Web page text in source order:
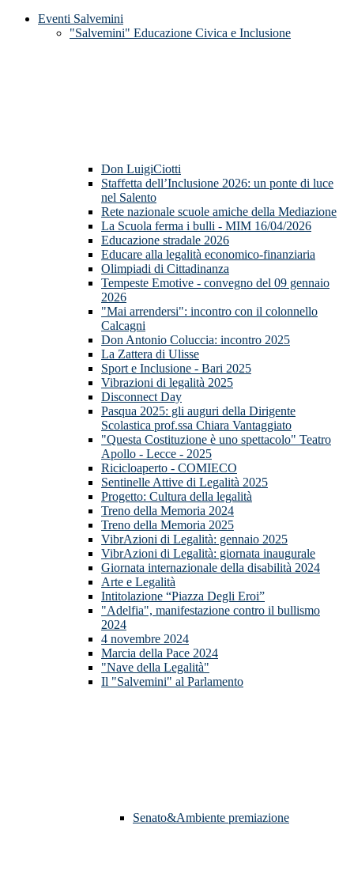
Eventi Salvemini
"Salvemini" Educazione Civica e Inclusione
Don LuigiCiotti
Staffetta dell’Inclusione 2026: un ponte di luce
nel Salento
Rete nazionale scuole amiche della Mediazione
La Scuola ferma i bulli - MIM 16/04/2026
Educazione stradale 2026
Educare alla legalità economico-finanziaria
Olimpiadi di Cittadinanza
Tempeste Emotive - convegno del 09 gennaio
2026
"Mai arrendersi": incontro con il colonnello
Calcagni
Don Antonio Coluccia: incontro 2025
La Zattera di Ulisse
Sport e Inclusione - Bari 2025
Vibrazioni di legalità 2025
Disconnect Day
Pasqua 2025: gli auguri della Dirigente
Scolastica prof.ssa Chiara Vantaggiato
"Questa Costituzione è uno spettacolo" Teatro
Apollo - Lecce - 2025
Ricicloaperto - COMIECO
Sentinelle Attive di Legalità 2025
Progetto: Cultura della legalità
Treno della Memoria 2024
Treno della Memoria 2025
VibrAzioni di Legalità: gennaio 2025
VibrAzioni di Legalità: giornata inaugurale
Giornata internazionale della disabilità 2024
Arte e Legalità
Intitolazione “Piazza Degli Eroi”
"Adelfia", manifestazione contro il bullismo
2024
4 novembre 2024
Marcia della Pace 2024
"Nave della Legalità"
Il "Salvemini" al Parlamento
Senato&Ambiente premiazione